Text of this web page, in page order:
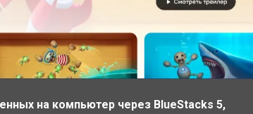
на компьютер через BlueStacks 5,